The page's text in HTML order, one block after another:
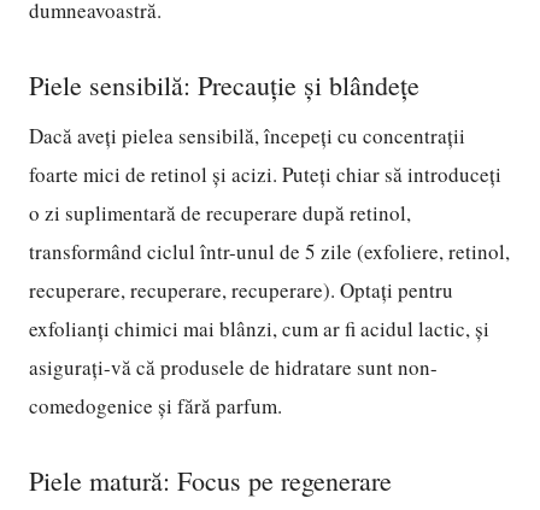
dumneavoastră.
Piele sensibilă: Precauție și blândețe
Dacă aveți pielea sensibilă, începeți cu concentrații
foarte mici de retinol și acizi. Puteți chiar să introduceți
o zi suplimentară de recuperare după retinol,
transformând ciclul într-unul de 5 zile (exfoliere, retinol,
recuperare, recuperare, recuperare). Optați pentru
exfolianți chimici mai blânzi, cum ar fi acidul lactic, și
asigurați-vă că produsele de hidratare sunt non-
comedogenice și fără parfum.
Piele matură: Focus pe regenerare